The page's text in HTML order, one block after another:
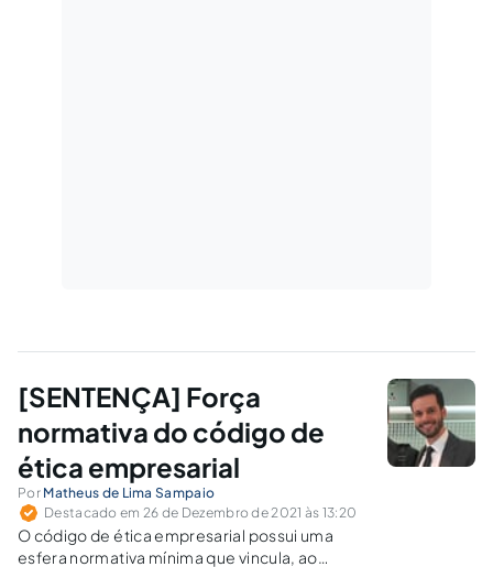
[SENTENÇA] Força
normativa do código de
ética empresarial
Por Matheus de Lima Sampaio
Destacado em 26 de Dezembro de 2021 às 13:20
O código de ética empresarial possui uma
esfera normativa mínima que vincula, ao